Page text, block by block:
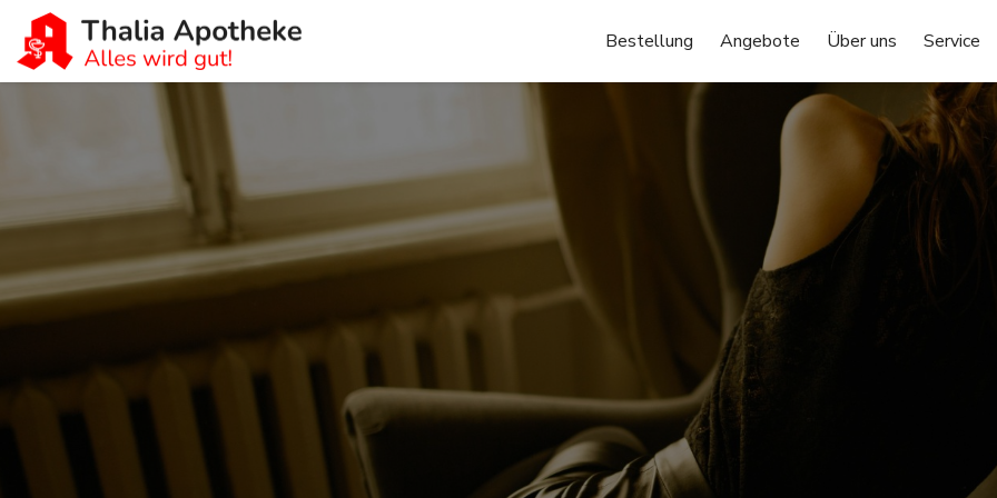
Bestellung Angebote Über uns Service